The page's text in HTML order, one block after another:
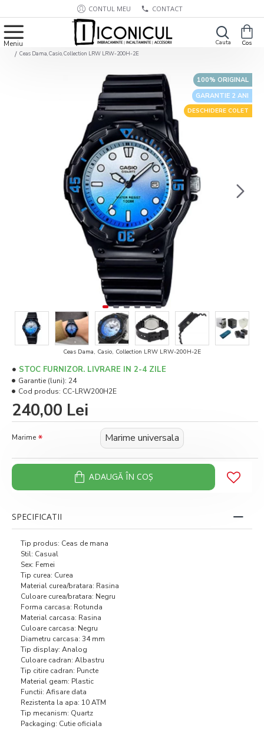
CONTUL MEU CONTACT
Ceas Dama, Casio, Collection LRW LRW-200H-2E
GARANTIE 2 ANI
100% ORIGINAL
DESCHIDERE COLET
Ceas Dama, Casio, Collection LRW LRW-200H-2E
240,00 Lei
STOC FURNIZOR. LIVRARE IN 2-4 ZILE
Garantie (luni): 24
Cod produs: CC-LRW200H2E
Marime Marime universala
ADAUGĂ ÎN COŞ
SPECIFICATII
Tip produs: Ceas de mana
Stil: Casual
Sex: Femei
Tip curea: Curea
Material curea/bratara: Rasina
Culoare curea/bratara: Negru
Forma carcasa: Rotunda
Material carcasa: Rasina
Culoare carcasa: Negru
Diametru carcasa: 34 mm
Tip display: Analog
Culoare cadran: Albastru
Tip citire cadran: Puncte
Material geam: Plastic
Functii: Afisare data
Rezistenta la apa: 10 ATM
Tip mecanism: Quartz
Packaging: Cutie oficiala